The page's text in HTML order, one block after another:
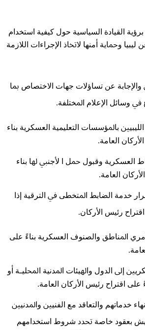
ﺍﻟﻘﻴﺎﺩﺓ ﺍﻟﺴﻴﺎﺳﻴﺔ ﺣﻮﻝ ﻛﻴﻔﻴﺔ ﺍﺳﺘﺨﺪﺍﻡ
ﻟﻴﺒﻴﺎ ﻭﲪﺎﻳﺔ ﺃﻣﻨﻬﺎ ﻻﲣﺎﺫ ﺍﻹﺟﺮﺍﺀﺍﺕ ﺍﻟﻼﺯﻣﺔ
ﻭﺍﻹﺟﺎﺑﺔ ﻋﻦ ﺗﺴﺎﺅﻻﺕ ﺟﻬﺎﺕ ﺍﻻﺧﺘﺼﺎﺹ ﲟﺎ
ﰲ ﻭﺳﺎﺋﻞ ﺍﻹﻋﻼﻡ ﺍﳌﺨﺘﻠﻔﺔ.
ﺑﺎﳌﺆﺳﺴﺎﺕ ﺍﻟﺘﻌﻠﻴﻤﻴﺔ ﺍﻟﻌﺴﻜﺮﻳﺔ ﺑﻨﺎﺀ
ﺍﻟﻌﺎﻣﺔ.
ﺍﻟﻌﺴﻜﺮﻳﺔ ﻭﻗﺒﻮﻝ ﲪﻞ ﺍ ﻷﺟﻨﱯ ﳍﺎ ﺑﻨﺎﺀ
ﺍﻟﻌﺎﻣﺔ.
ﺧﺪﻣﺔ ﺍﻟﻀﺎﺑﻂ ﺍﳌﺘﺨﻄﻰ ﰲ ﺍﻟﺘﺮﻗﻴﺔ ﺇﺫﺍ
ﺭﺋﻴﺲ ﺍﻷﺭﻛﺎﻥ.
ﺍﳌﻨﺎﻃﻖ ﻭﺍﻟﺼﻨﻮﻑ ﺍﻟﻌﺴﻜﺮﻳﺔ ﺑﻨﺎﺀً ﻋﻠﻰ
ﺴﻜﺮﻳﲔ ﺇﱃ ﺍﻟﺪﻭﻝ ﻭﺍﳍﻴﺌﺎﺕ ﺍﳌﺪﻧﻴﺔ ﺍﶈﻠﻴـﺔ ﺃﻭ
ﻋﻠﻰ ﺍﻗﺘﺮﺍﺡ ﺭﺋﻴﺲ ﺍﻷﺭﻛﺎﻥ ﺍﻟﻌﺎﻣﺔ.
خدماتهم ﻭﺍﻟﺘﻌﺎﻗﺪ ﻣﻊ ﺍﻟﻔﻨﻴﲔ ﻭﺍﳌﺪﻧﻴﲔ
ﺑﻌﻘﻮﺩ ﺧﺎﺻﺔ ﲢﺪﺩ ﺷﺮﻭﻁ ﺍﺳﺘﺨﺪﺍﻣﻬﻢ